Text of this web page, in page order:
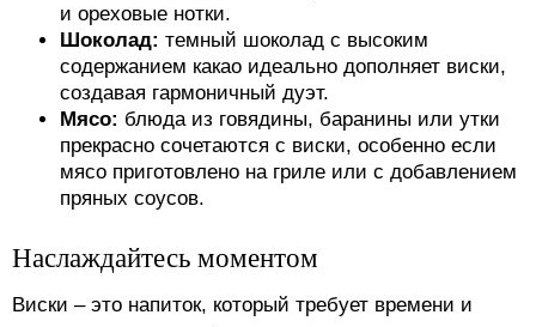
и ореховые нотки.
Шоколад: темный шоколад с высоким
содержанием какао идеально дополняет виски,
создавая гармоничный дуэт.
Мясо: блюда из говядины, баранины или утки
прекрасно сочетаются с виски, особенно если
мясо приготовлено на гриле или с добавлением
пряных соусов.
Наслаждайтесь моментом
Виски – это напиток, который требует времени и